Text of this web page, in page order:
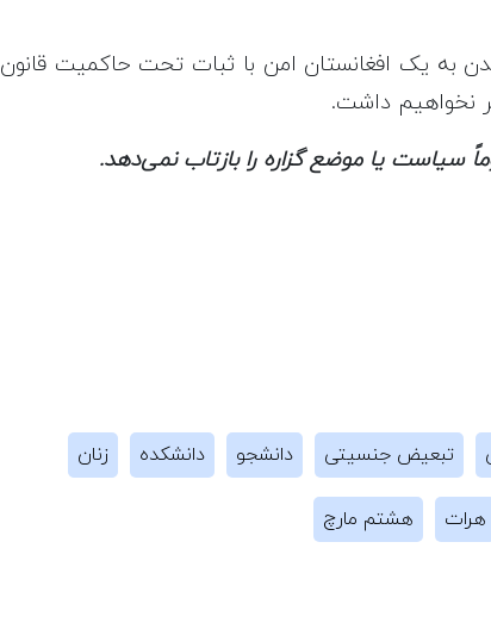
به یک افغانستان امن با ثبات تحت حاکمیت قانون
نخواهیم داشت.
سیاست یا موضع گزاره را بازتاب نمی‌دهد.
تبعیض جنسیتی دانشجو دانشکده زنان
هرات هشتم مارچ